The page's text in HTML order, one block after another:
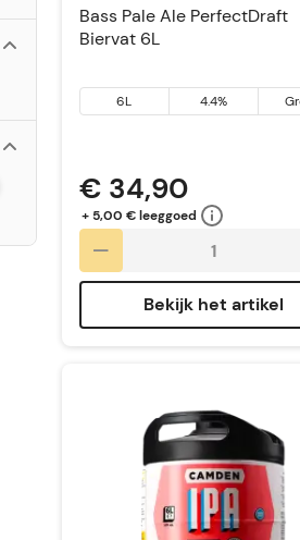
Bass Pale Ale PerfectDraft
Biervat 6L
€ 34,90
+ 5,00 € leeggoed
Bekijk het artikel
6L 4.4%